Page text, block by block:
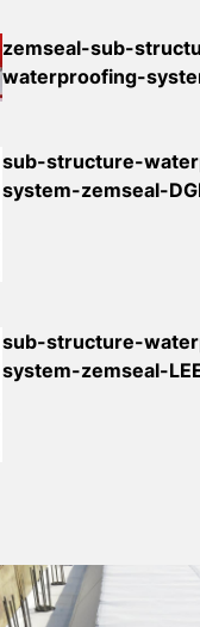
zemseal-sub-
waterproofing-
sub-structure-
system-zemseal-
sub-structure-
system-zemseal-